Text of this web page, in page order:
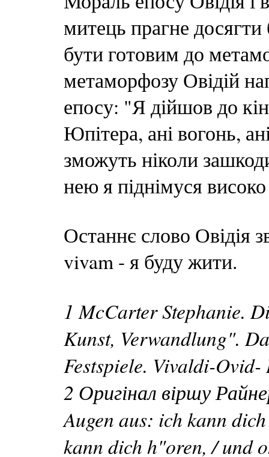
митець прагне
бути готовим до
метаморфозу Овідій
епосу: "Я дійшов до
Юпітера, ані вогонь,
зможуть ніколи
нею я піднімуся
Останнє слово Овідія
vivam - я буду жити.
1 McCarter Stephanie.
Kunst, Verwandlung".
Festspiele. Vivaldi-
2 Оригінал віршу
Augen aus: ich kann
kann dich h"oren, / und